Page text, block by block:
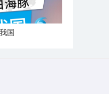
国